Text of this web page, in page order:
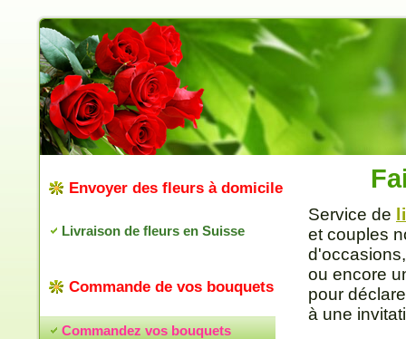
Envoyer des fleurs à domicile
Livraison de fleurs en Suisse
Commande de vos bouquets
Commandez vos bouquets
Service de
et couples
ou encore
pour
à une